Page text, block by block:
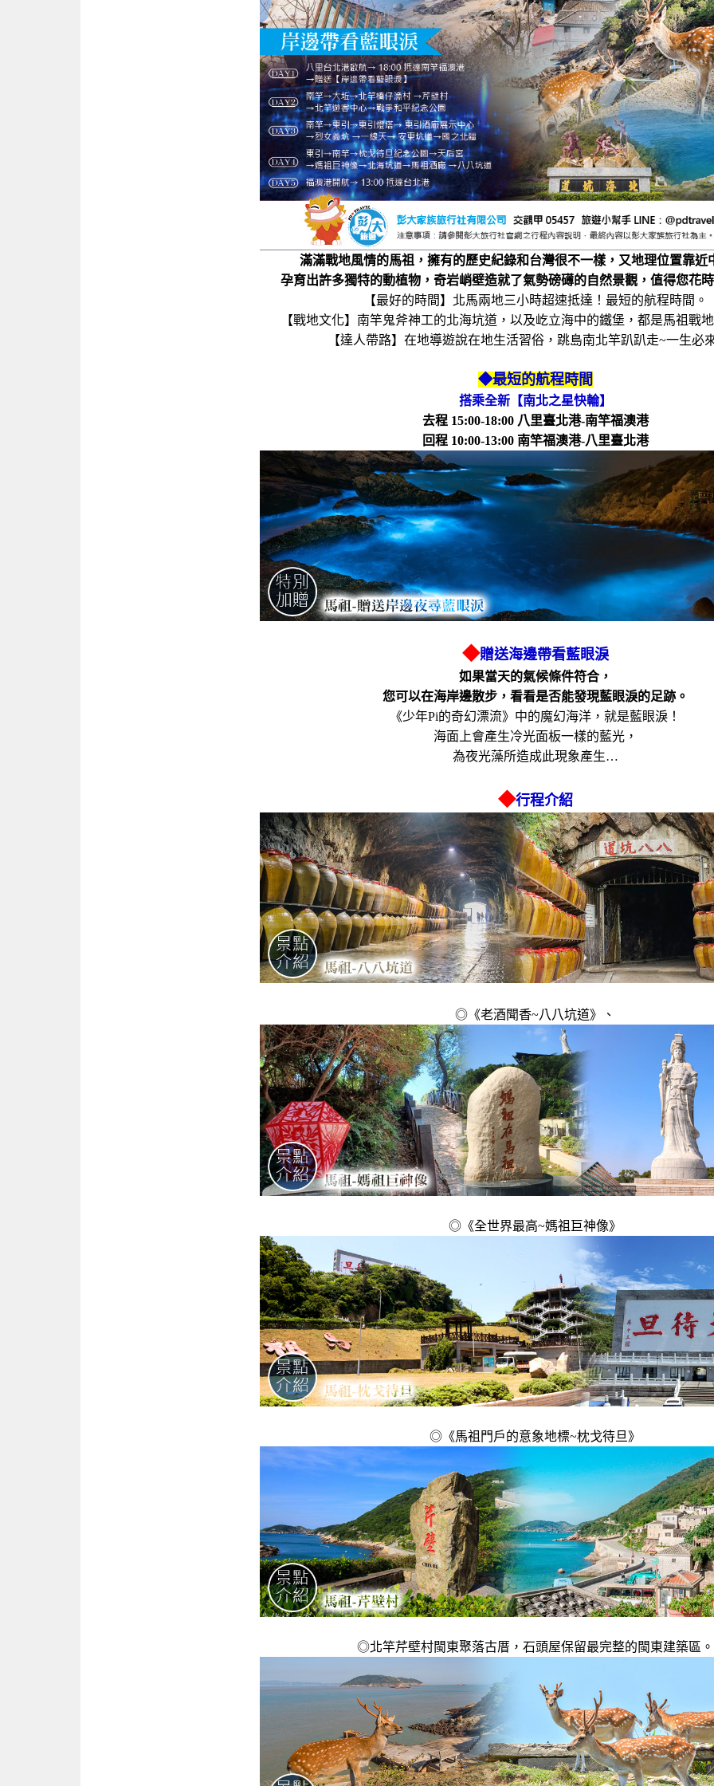
滿滿戰地風情的馬祖，擁有的歷史紀錄和台灣很不一樣，又地理位置靠近
孕育出許多獨特的動植物，奇岩峭壁造就了氣勢磅礡的自然景觀，值得您花
【最好的時間】北馬兩地三小時超速抵達！最短的航程時間。
【戰地文化】南竿鬼斧神工的北海坑道，以及屹立海中的鐵堡，都是馬祖戰
【達人帶路】在地導遊說在地生活習俗，跳島南北竿趴趴走~一生必
◆最短的航程時間
搭乘全新【南北之星快輪】
去程 15:00-18:00 八里臺北港-南竿福澳港
回程 10:00-13:00 南竿福澳港-八里臺北港
◆贈送海邊帶看藍眼淚
如果當天的氣候條件符合，
您可以在海岸邊散步，看看是否能發現藍眼淚的足跡。
《少年Pi的奇幻漂流》中的魔幻海洋，就是藍眼淚！
海面上會產生冷光面板一樣的藍光，
為夜光藻所造成此現象產生…
◆行程介紹
◎《老酒聞香~八八坑道》、
◎ 《全世界最高~媽祖巨神像》
◎ 《馬祖門戶的意象地標~枕戈待旦》
◎北竿芹壁村閩東聚落古厝，石頭屋保留最完整的閩東建築區。